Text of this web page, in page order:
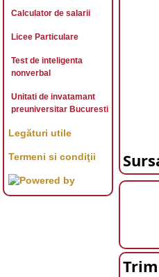
Calculator de salarii
Licee Particulare
Test de inteligenta
nonverbal
Unitati de invatamant
preuniversitar Bucuresti
Legături utile
Termeni si condiţii